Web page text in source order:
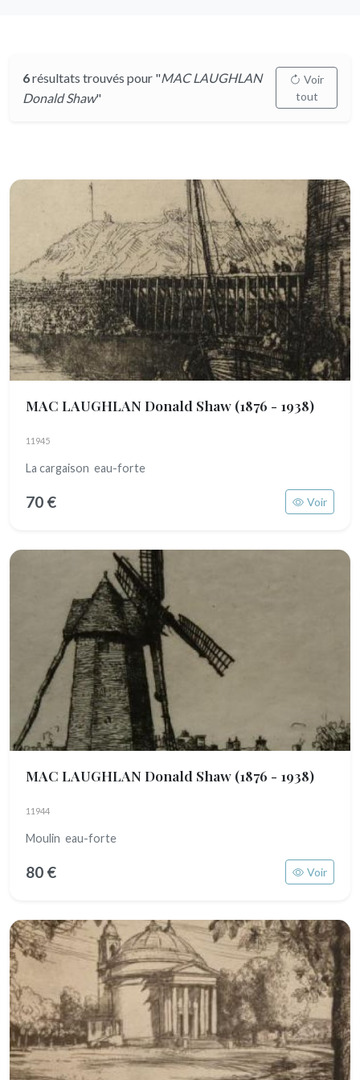
6résultats trouvés pour "MAC LAUGHLAN
Donald Shaw"
Voir
tout
MAC LAUGHLAN Donald Shaw (1876 - 1938)
11945
La cargaison eau-forte
70 € Voir
MAC LAUGHLAN Donald Shaw (1876 - 1938)
11944
Moulin eau-forte
80 € Voir